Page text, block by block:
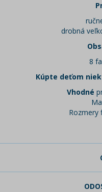
drobná
8
Kúpte deťom
Vhodné
Rozmery